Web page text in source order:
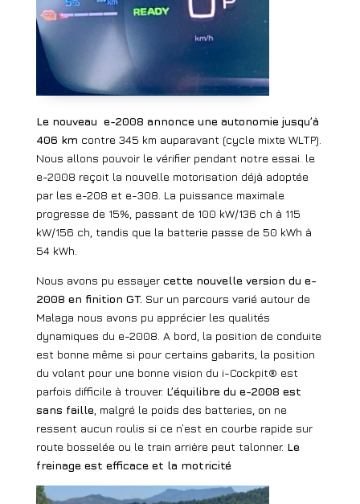
Le nouveau e-2008 annonce une autonomie jusqu’à
406 km contre 345 km auparavant (cycle mixte WLTP).
Nous allons pouvoir le vérifier pendant notre essai. le
e-2008 reçoit la nouvelle motorisation déjà adoptée
par les e-208 et e-308. La puissance maximale
progresse de 15%, passant de 100 kW/136 ch à 115
kW/156 ch, tandis que la batterie passe de 50 kWh à
54 kWh.
Nous avons pu essayer cette nouvelle version du e-
2008 en finition GT. Sur un parcours varié autour de
Malaga nous avons pu apprécier les qualités
dynamiques du e-2008. A bord, la position de conduite
est bonne même si pour certains gabarits, la position
du volant pour une bonne vision du i-Cockpit® est
parfois difficile à trouver. L’équilibre du e-2008 est
sans faille, malgré le poids des batteries, on ne
ressent aucun roulis si ce n’est en courbe rapide sur
route bosselée ou le train arrière peut talonner. Le
freinage est efficace et la motricité